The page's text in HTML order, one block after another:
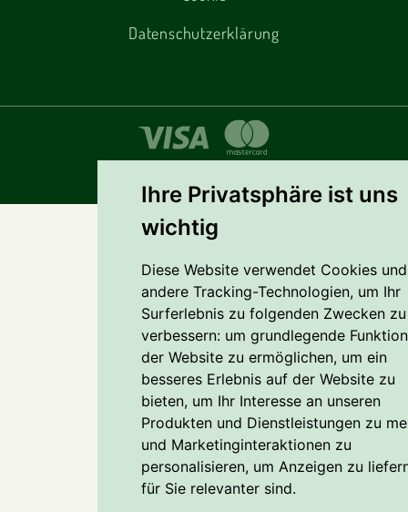
Ihre Privatsphäre ist uns
wichtig
Diese Website verwendet Cookies und
andere Tracking-Technologien, um Ihr
Surferlebnis zu folgenden Zwecken zu
verbessern: um grundlegende
der Website zu ermöglichen, um ein
besseres Erlebnis auf der Website zu
bieten, um Ihr Interesse an unseren
Produkten und Dienstleistungen zu
und Marketinginteraktionen zu
personalisieren, um Anzeigen zu
für Sie relevanter sind.
Datenschutzerklärung